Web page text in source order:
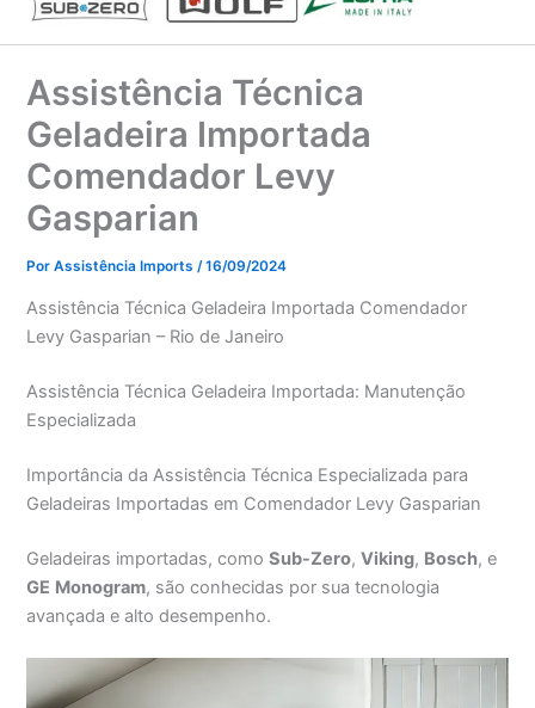
Assistência Técnica
Geladeira Importada
Comendador Levy
Gasparian
PorAssistência Imports/16/09/2024
Assistência Técnica Geladeira Importada Comendador
Levy Gasparian – Rio de Janeiro
Assistência Técnica Geladeira Importada: Manutenção
Especializada
Importância da Assistência Técnica Especializada para
Geladeiras Importadas em Comendador Levy Gasparian
Geladeiras importadas, comoSub-Zero,Viking, Bosch, e
GE Monogram, são conhecidas por sua tecnologia
avançada e alto desempenho.